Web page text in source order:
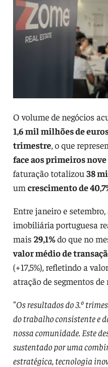
O volume de negócios
1,6 mil milhões de
trimestre, o que
face aos primeiros
faturação totalizou 38
um crescimento de
Entre janeiro e
imobiliáriaportuguesa
mais 29,1%do que no
valor médio de
(+17,5%), refletindo a
atração de segmentos
"Os resultados do 3.º
do trabalho consistente e
nossa comunidade. Este
sustentado por uma
estratégica, tecnologia